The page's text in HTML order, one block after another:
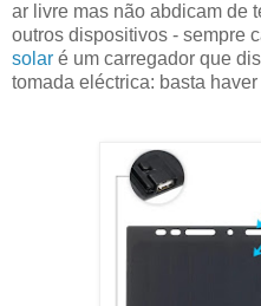
ar livre mas não abdicam de
outros dispositivos - sempre
solar é um carregador que
tomada eléctrica: basta